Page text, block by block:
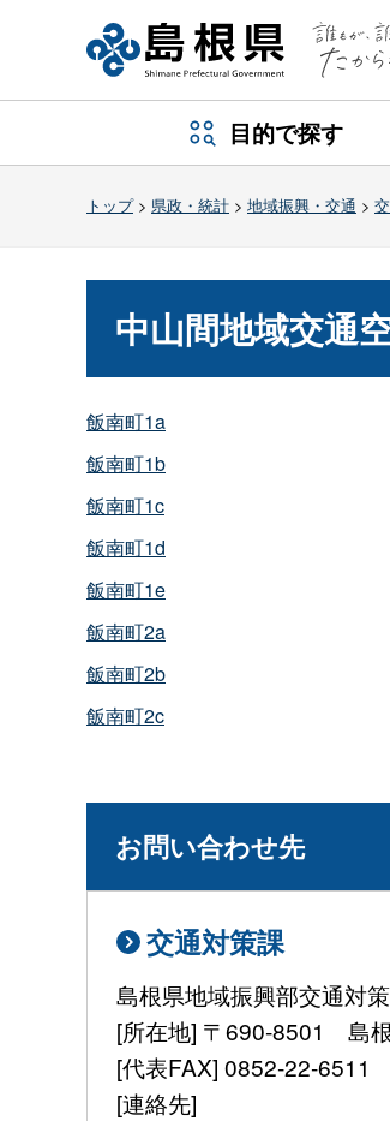
目的で探す
トップ> 県政・統計 > 地域振興・交通 >
中山間地域交通
飯南町1a
飯南町1b
飯南町1c
飯南町1d
飯南町1e
飯南町2a
飯南町2b
飯南町2c
お問い合わせ先
交通対策課
島根県地域振興部交通対
[所在地] 〒690-8501 島
[代表FAX] 0852-22-6511
[連絡先]